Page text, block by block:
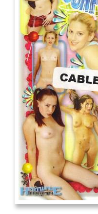
And Confused #8 - ...